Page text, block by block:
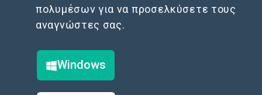
πολυμέσων για να προσελκύσετε τους
αναγνώστες σας.
Windows